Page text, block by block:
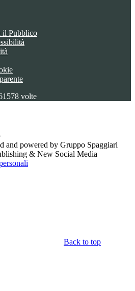
il Pubblico
volte
and powered by Gruppo Spaggiari
& New Social Media
Back to top